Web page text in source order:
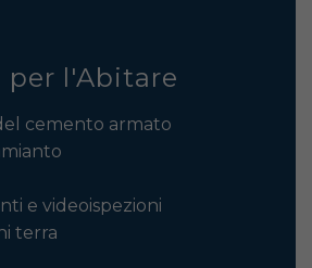
per l'Abitare
cemento armato
e videoispezioni
terra